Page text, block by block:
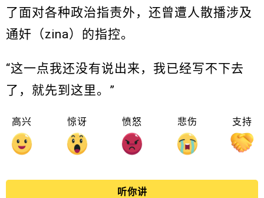
了面对各种政治指责外，还曾遭人散播涉及
通奸（zina）的指控。
“这一点我还没有说出来，我已经写不下去
了，就先到这里。”
高兴 惊讶 愤怒 悲伤 支持
听你讲